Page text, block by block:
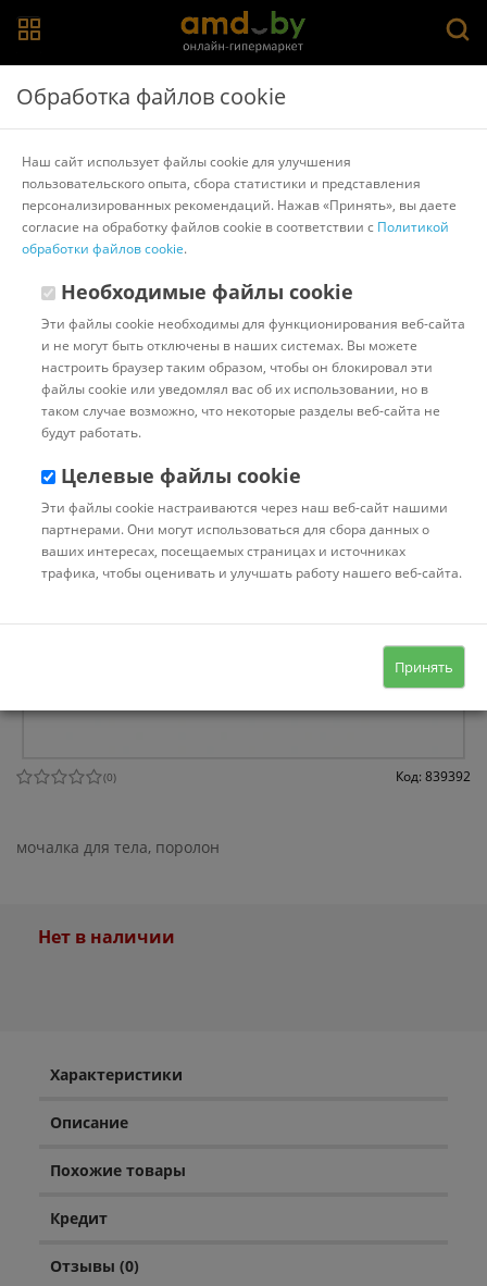
Главная > Каталог товаров Массажные щетки и мочалки
Банные штучки
Мочалка для тела Банные штучки 40360
Другие товары Банные штучки
(0) Код: 839392
мочалка для тела, поролон
Нет в наличии
Характеристики
Описание
Похожие товары
Кредит
Отзывы (0)
Обработка файлов cookie
Наш сайт использует файлы cookie для улучшения
пользовательского опыта, сбора статистики и представления
персонализированных рекомендаций. Нажав «Принять», вы даете
согласие на обработку файлов cookie в соответствии с Политикой
обработки файлов cookie.
Необходимые файлы cookie
Эти файлы cookie необходимы для функционирования веб-сайта
и не могут быть отключены в наших системах. Вы можете
настроить браузер таким образом, чтобы он блокировал эти
файлы cookie или уведомлял вас об их использовании, но в
таком случае возможно, что некоторые разделы веб-сайта не
будут работать.
Целевые файлы cookie
Эти файлы cookie настраиваются через наш веб-сайт нашими
партнерами. Они могут использоваться для сбора данных о
ваших интересах, посещаемых страницах и источниках
трафика, чтобы оценивать и улучшать работу нашего веб-сайта.
Принять